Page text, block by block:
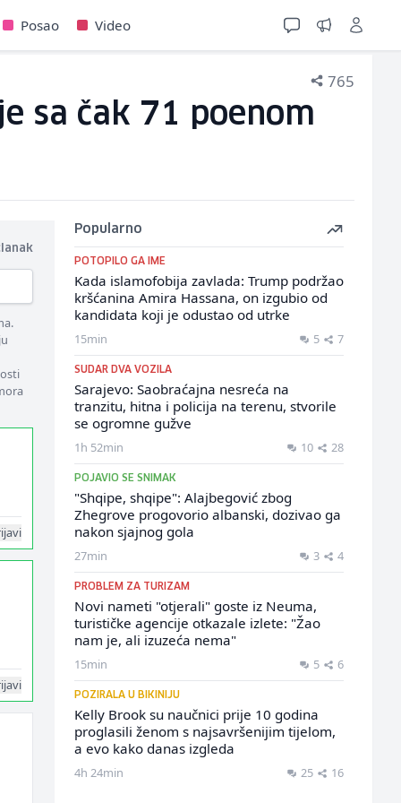
Posao Video
765
sa čak 71 poenom
Popularno
POTOPILO GA IME
Kada islamofobija zavlada: Trump podržao
kršćanina Amira Hassana, on izgubio od
kandidata koji je odustao od utrke
15min 5 7
SUDAR DVA VOZILA
Sarajevo: Saobraćajna nesreća na
tranzitu, hitna i policija na terenu, stvorile
se ogromne gužve
1h 52min 10 28
POJAVIO SE SNIMAK
"Shqipe, shqipe": Alajbegović zbog
Zhegrove progovorio albanski, dozivao ga
nakon sjajnog gola
27min 3 4
PROBLEM ZA TURIZAM
Novi nameti "otjerali" goste iz Neuma,
turističke agencije otkazale izlete: "Žao
nam je, ali izuzeća nema"
15min 5 6
POZIRALA U BIKINIJU
Kelly Brook su naučnici prije 10 godina
proglasili ženom s najsavršenijim tijelom,
a evo kako danas izgleda
4h 24min 25 16